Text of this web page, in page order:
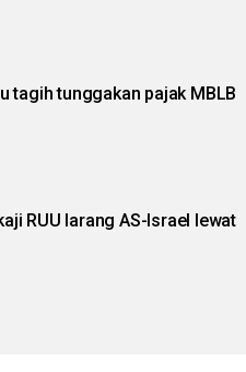
tagih tunggakan pajak MBLB
RUU larang AS-Israel lewat